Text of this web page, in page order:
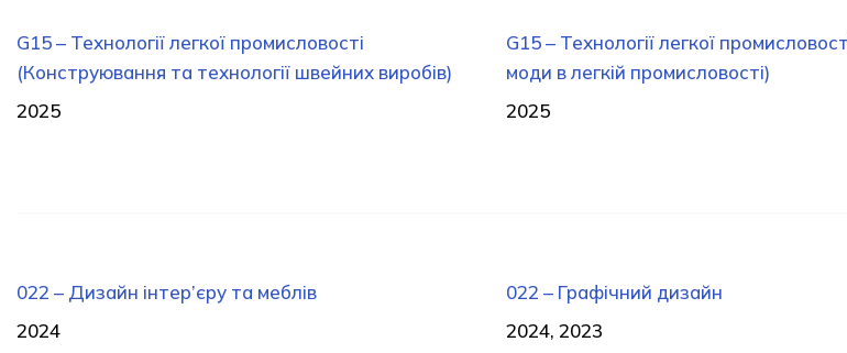
G15 – Технології легкої промисловості
(Конструювання та технології швейних виробів)
2025
G15 – Технології легкої
моди в легкій промисловості)
2025
022 – Дизайн інтер’єру та меблів
2024
022 – Графічний дизайн
2024, 2023